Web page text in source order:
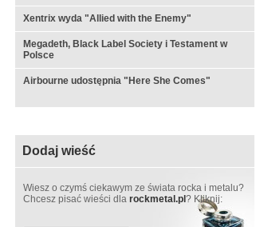
Xentrix wyda "Allied with the Enemy"
Megadeth, Black Label Society i Testament w
Polsce
Airbourne udostępnia "Here She Comes"
Dodaj wieść
Wiesz o czymś ciekawym ze świata rocka i metalu?
Chcesz pisać wieści dla rockmetal.pl ? Kliknij: